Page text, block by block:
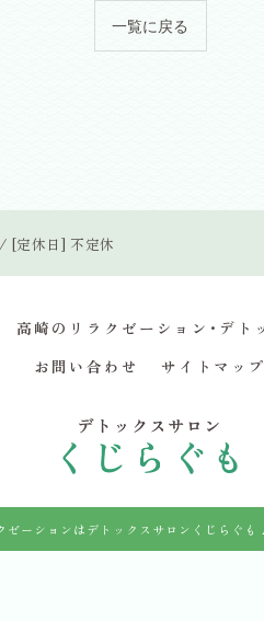
一覧に戻る
[定休日] 不定休
高崎のリラクゼーション･デト
お問い合わせ
サイトマップ
ーションはデトックスサロンくじらぐ